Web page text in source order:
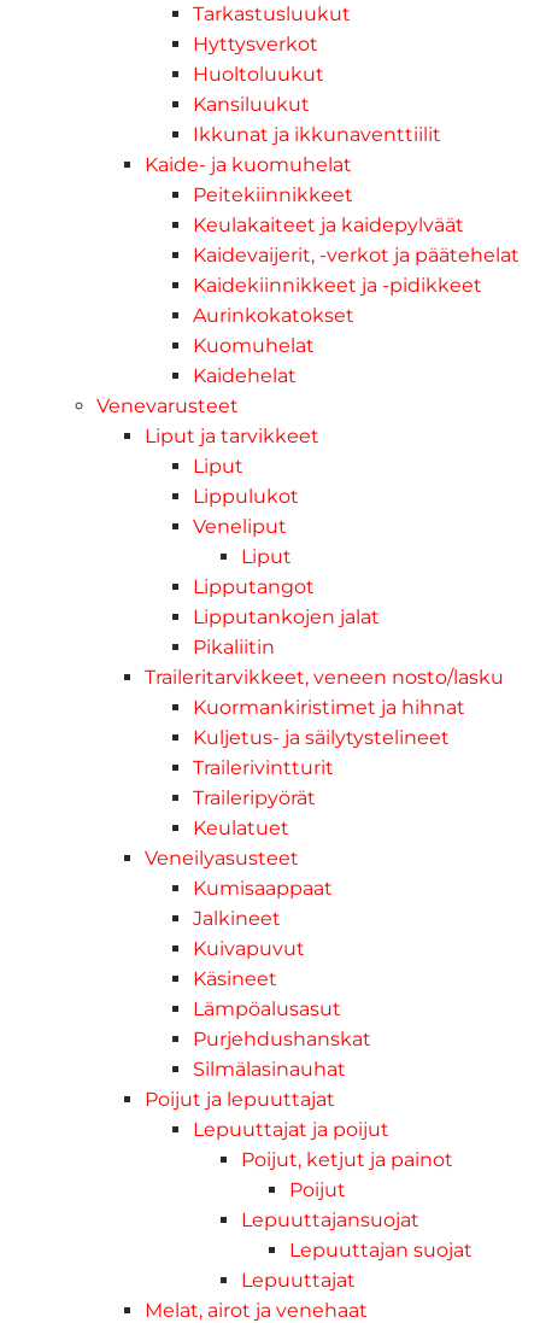
Tarkastusluukut
Hyttysverkot
Huoltoluukut
Kansiluukut
Ikkunat ja ikkunaventtiilit
Kaide- ja kuomuhelat
Peitekiinnikkeet
Keulakaiteet ja kaidepylväät
Kaidevaijerit, -verkot ja päätehelat
Kaidekiinnikkeet ja -pidikkeet
Aurinkokatokset
Kuomuhelat
Kaidehelat
Venevarusteet
Liput ja tarvikkeet
Liput
Lippulukot
Veneliput
Liput
Lipputangot
Lipputankojen jalat
Pikaliitin
Traileritarvikkeet, veneen nosto/lasku
Kuormankiristimet ja hihnat
Kuljetus- ja säilytystelineet
Trailerivintturit
Traileripyörät
Keulatuet
Veneilyasusteet
Kumisaappaat
Jalkineet
Kuivapuvut
Käsineet
Lämpöalusasut
Purjehdushanskat
Silmälasinauhat
Poijut ja lepuuttajat
Lepuuttajat ja poijut
Poijut, ketjut ja painot
Poijut
Lepuuttajansuojat
Lepuuttajan suojat
Lepuuttajat
Melat, airot ja venehaat